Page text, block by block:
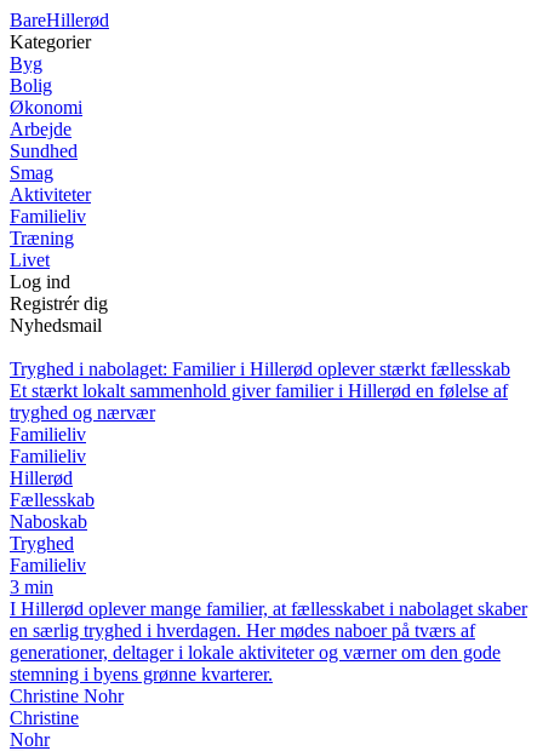
BareHillerød
Kategorier
Byg
Bolig
Økonomi
Arbejde
Sundhed
Smag
Aktiviteter
Familieliv
Træning
Livet
Log ind
Registrér dig
Nyhedsmail
Tryghed i nabolaget: Familier i Hillerød oplever stærkt fællesskab
Et stærkt lokalt sammenhold giver familier i Hillerød en følelse af
tryghed og nærvær
Familieliv
Familieliv
Hillerød
Fællesskab
Naboskab
Tryghed
Familieliv
3 min
I Hillerød oplever mange familier, at fællesskabet i nabolaget skaber
en særlig tryghed i hverdagen. Her mødes naboer på tværs af
generationer, deltager i lokale aktiviteter og værner om den gode
stemning i byens grønne kvarterer.
Christine Nohr
Christine
Nohr